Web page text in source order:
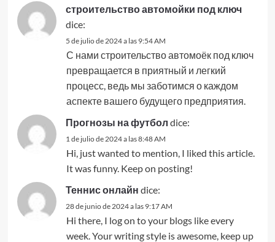
строительство автомойки под ключ
dice:
5 de julio de 2024 a las 9:54 AM
С нами строительство автомоёк под ключ
превращается в приятный и легкий
процесс, ведь мы заботимся о каждом
аспекте вашего будущего предприятия.
Прогнозы на футбол dice:
1 de julio de 2024 a las 8:48 AM
Hi, just wanted to mention, I liked this article.
It was funny. Keep on posting!
Теннис онлайн dice:
28 de junio de 2024 a las 9:17 AM
Hi there, I log on to your blogs like every
week. Your writing style is awesome, keep up